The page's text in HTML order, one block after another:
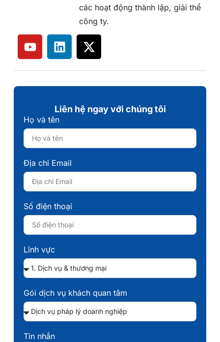
các hoạt động thành lập, giải thể
công ty.
Liên hệ ngay với chúng tôi
Họ và tên
Địa chỉ Email
Số điện thoại
Lĩnh vực
Gói dịch vụ khách quan tâm
Tin nhắn